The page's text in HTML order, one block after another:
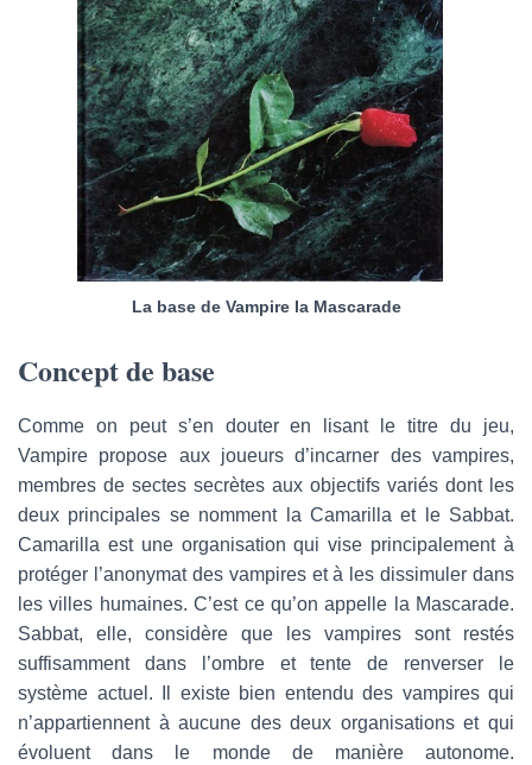
La base de Vampire la Mascarade
Concept de base
Comme on peut s’en douter en lisant le titre du jeu,
Vampire propose aux joueurs d’incarner des vampires,
membres de sectes secrètes aux objectifs variés dont les
deux principales se nomment la Camarilla et le Sabbat.
Camarilla est une organisation qui vise principalement à
protéger l’anonymat des vampires et à les dissimuler dans
les villes humaines. C’est ce qu’on appelle la Mascarade.
Sabbat, elle, considère que les vampires sont restés
suffisamment dans l’ombre et tente de renverser le
système actuel. Il existe bien entendu des vampires qui
n’appartiennent à aucune des deux organisations et qui
évoluent dans le monde de manière autonome.